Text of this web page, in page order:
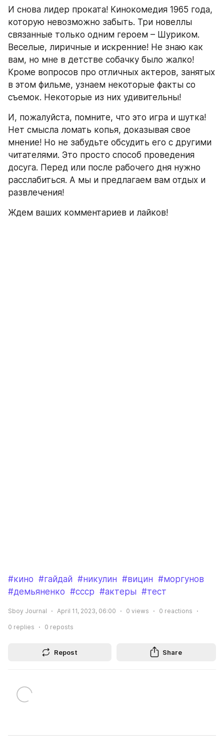
И снова лидер проката! Кинокомедия 1965 года,
которую невозможно забыть. Три новеллы
связанные только одним героем – Шуриком.
Веселые, лиричные и искренние! Не знаю как
вам, но мне в детстве собачку было жалко!
Кроме вопросов про отличных актеров, занятых
в этом фильме, узнаем некоторые факты со
съемок. Некоторые из них удивительны!
И, пожалуйста, помните, что это игра и шутка!
Нет смысла ломать копья, доказывая свое
мнение! Но не забудьте обсудить его с другими
читателями. Это просто способ проведения
досуга. Перед или после рабочего дня нужно
расслабиться. А мы и предлагаем вам отдых и
развлечения!
Ждем ваших комментариев и лайков!
#кино #гайдай #никулин #вицин #моргунов
#демьяненко #ссср #актеры #тест
Sboy Journal April 11, 2023, 06:00 0 views 0 reactions
0 replies 0 reposts
Repost Share